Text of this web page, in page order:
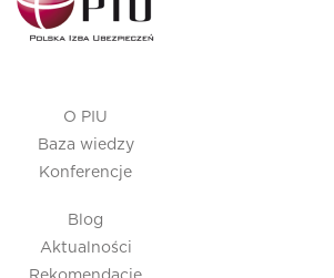
O PIU
Baza wiedzy
Konferencje
Blog
Aktualności